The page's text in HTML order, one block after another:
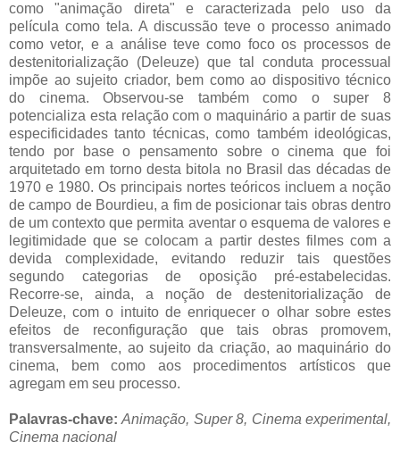
como "animação direta" e caracterizada pelo uso da
película como tela. A discussão teve o processo animado
como vetor, e a análise teve como foco os processos de
destenitorialização (Deleuze) que tal conduta processual
impõe ao sujeito criador, bem como ao dispositivo técnico
do cinema. Observou-se também como o super 8
potencializa esta relação com o maquinário a partir de suas
especificidades tanto técnicas, como também ideológicas,
tendo por base o pensamento sobre o cinema que foi
arquitetado em torno desta bitola no Brasil das décadas de
1970 e 1980. Os principais nortes teóricos incluem a noção
de campo de Bourdieu, a fim de posicionar tais obras dentro
de um contexto que permita aventar o esquema de valores e
legitimidade que se colocam a partir destes filmes com a
devida complexidade, evitando reduzir tais questões
segundo categorias de oposição pré-estabelecidas.
Recorre-se, ainda, a noção de destenitorialização de
Deleuze, com o intuito de enriquecer o olhar sobre estes
efeitos de reconfiguração que tais obras promovem,
transversalmente, ao sujeito da criação, ao maquinário do
cinema, bem como aos procedimentos artísticos que
agregam em seu processo.
Palavras-chave:Animação, Super 8, Cinema experimental,
Cinema nacional